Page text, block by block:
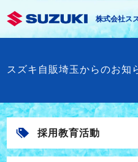
株式会社ス
スズキ自販埼玉からのお知
採用教育活動